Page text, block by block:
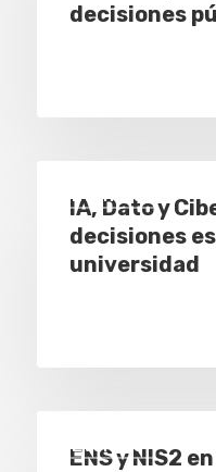
decisiones
Eventos
IA, Dato y
decisiones
universidad
Eventos
ENS y NIS2